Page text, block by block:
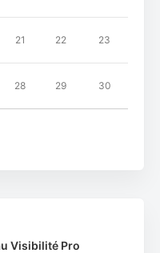
21 22 23
28 29 30
Visibilité Pro